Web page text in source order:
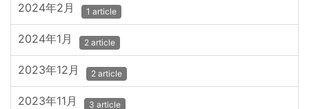
2024年2月 1 article
2024年1月 2 article
2023年12月 2 article
2023年11月 3 article